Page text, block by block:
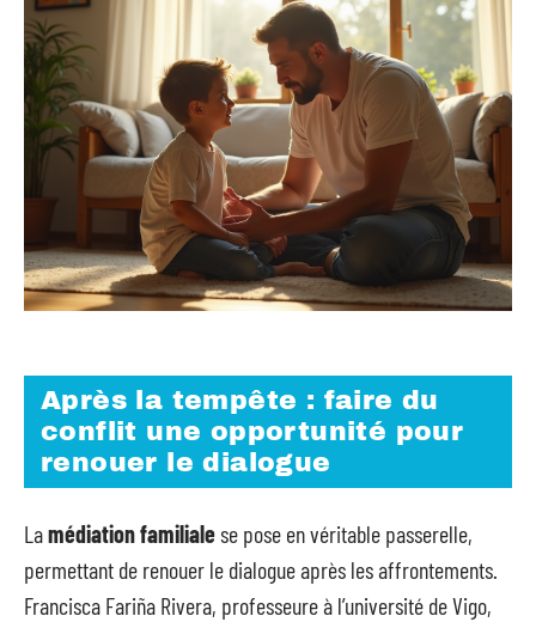
Après la tempête : faire du
conflit une opportunité pour
renouer le dialogue
Lamédiation familialese pose en véritable passerelle,
permettant de renouer le dialogue après les affrontements.
Francisca Fariña Rivera, professeure à l’université de Vigo,